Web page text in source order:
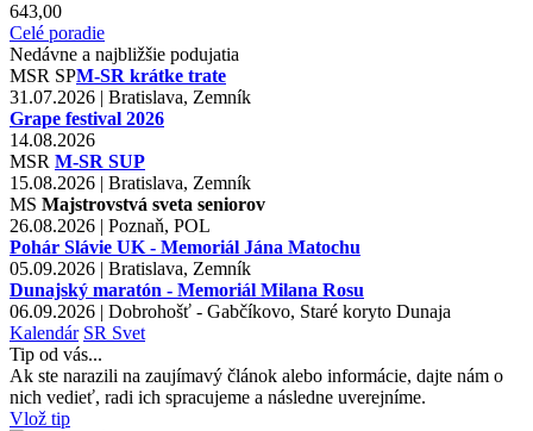
643,00
Celé poradie
Nedávne a najbližšie podujatia
MSR SPM-SR krátke trate
31.07.2026 | Bratislava, Zemník
Grape festival 2026
14.08.2026
MSR M-SR SUP
15.08.2026 | Bratislava, Zemník
MS Majstrovstvá sveta seniorov
26.08.2026 | Poznaň, POL
Pohár Slávie UK - Memoriál Jána Matochu
05.09.2026 | Bratislava, Zemník
Dunajský maratón - Memoriál Milana Rosu
06.09.2026 | Dobrohošť - Gabčíkovo, Staré koryto Dunaja
Kalendár SR Svet
Tip od vás...
Ak ste narazili na zaujímavý článok alebo informácie, dajte nám o
nich vedieť, radi ich spracujeme a následne uverejníme.
Vlož tip